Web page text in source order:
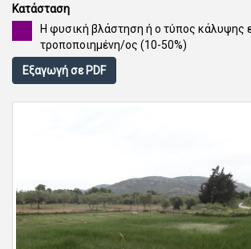
Κατάσταση
Η φυσική βλάστηση ή ο τύπος κάλυψης
τροποποιημένη/ος (10-50%)
Εξαγωγή σε PDF